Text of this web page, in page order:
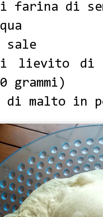
farina di
sale
di lievito
di malto in